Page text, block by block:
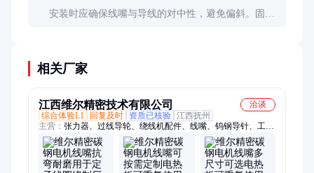
安装时应确保线嘴与导线的对中性，避免偏斜。固定
相关厂家
江西维尔精密技术有限公司
洽谈
综合体验L1
回复及时 资质已核验 江西抚州
主营： 张力器、过线导轮、绕线机配件、线嘴、钨钢导针、工业
用羊毛毡、陶瓷猪尾圈